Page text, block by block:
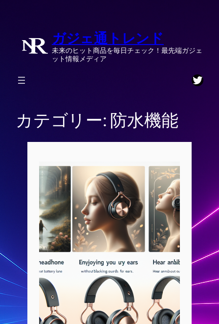
ガジェ通トレンド
未来のヒット商品を毎日チェック！最先端ガジェ
ット情報メディア
カテゴリー: 防水機能